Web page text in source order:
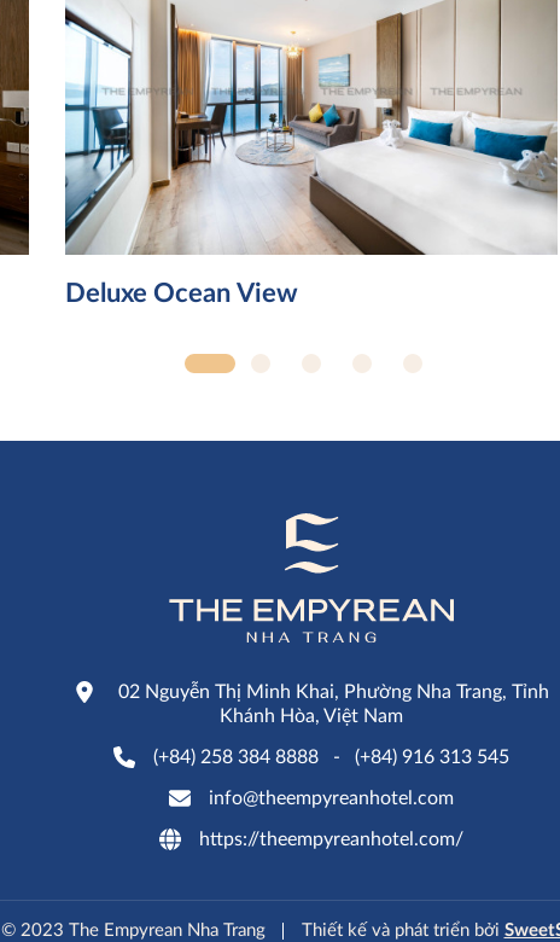
Deluxe Ocean View
02 Nguyễn Thị Minh Khai, Phường Nha Trang, Tỉnh
Khánh Hòa, Việt Nam
(+84) 258 384 8888 - (+84) 916 313 545
info@theempyreanhotel.com
https://theempyreanhotel.com/
© 2023 The Empyrean Nha Trang Thiết kế và phát triển bởi